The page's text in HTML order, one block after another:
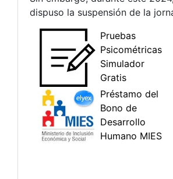
dispuso la suspensión de la